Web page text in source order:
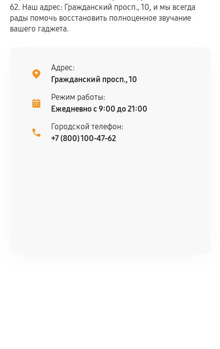
62. Наш адрес: Гражданский просп., 10, и мы всегда
рады помочь восстановить полноценное звучание
вашего гаджета.
Адрес:
Гражданский просп., 10
Режим работы:
Ежедневно с 9:00 до 21:00
Городской телефон:
+7 (800) 100-47-62